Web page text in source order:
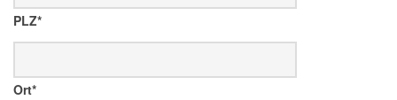
PLZ*
Ort*